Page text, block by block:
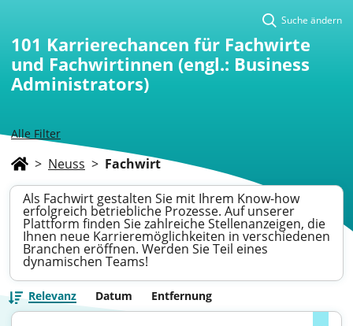
Alle Filter
Suche ändern
101 Karrierechancen für Fachwirte
und Fachwirtinnen (engl.: Business
Administrators)
> Neuss > Fachwirt
Als Fachwirt gestalten Sie mit Ihrem Know-how
erfolgreich betriebliche Prozesse. Auf unserer
Plattform finden Sie zahlreiche Stellenanzeigen, die
Ihnen neue Karrieremöglichkeiten in verschiedenen
Branchen eröffnen. Werden Sie Teil eines
dynamischen Teams!
Relevanz Datum Entfernung